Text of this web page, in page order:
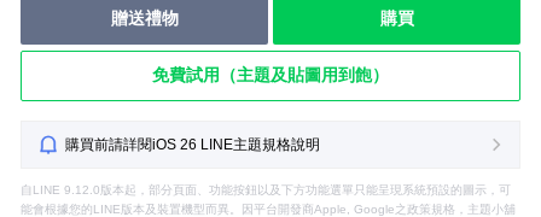
贈送禮物 購買
免費試用（主題及貼圖用到飽）
購買前請詳閱iOS 26 LINE主題規格說明
自LINE 9.12.0版本起，部分頁面、功能按鈕以及下方功能選單只能呈現系統預設的圖示，可
能會根據您的LINE版本及裝置機型而異。因平台開發商Apple, Google之政策規格，主題小舖